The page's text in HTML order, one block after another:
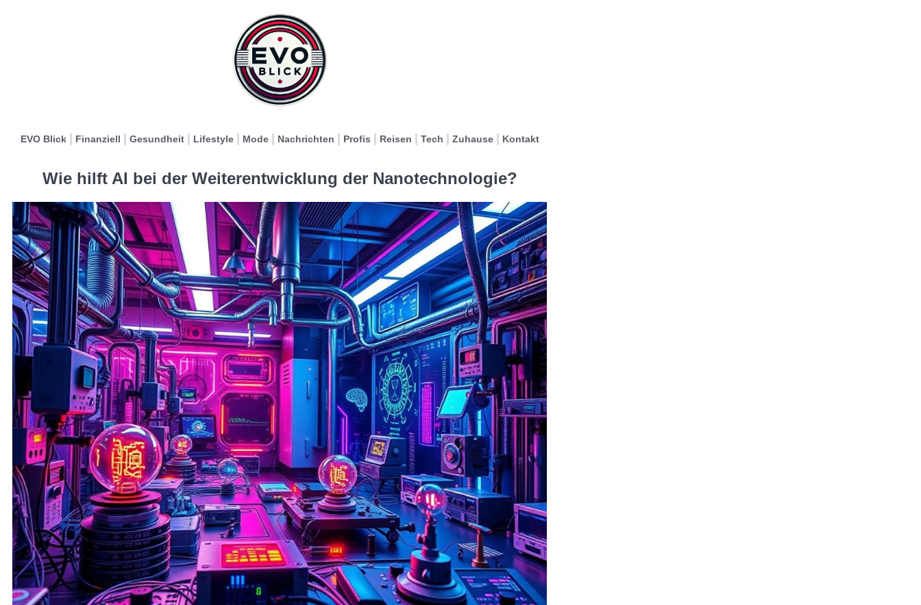
EVO Blick Finanziell Gesundheit Lifestyle Mode Nachrichten Profis Reisen Tech Zuhause Kontakt
Wie hilft AI bei der Weiterentwicklung der Nanotechnologie?